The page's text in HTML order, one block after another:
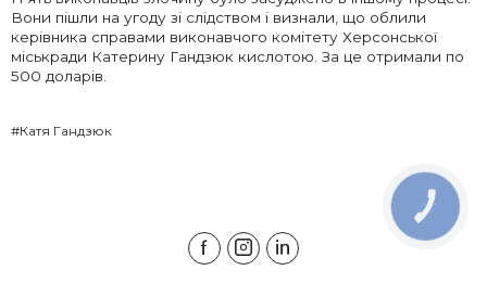
Вони пішли на угоду зі слідством і визнали, що облили
керівника справами виконавчого комітету Херсонської
міськради Катерину Гандзюк кислотою. За це отримали по
500 доларів.
#Катя Гандзюк
КНОПКА
ЗВ'ЯЗКУ